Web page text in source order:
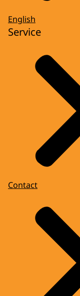
English
Service
Contact